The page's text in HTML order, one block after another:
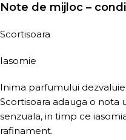
Note de mijloc –
Scortisoara
Iasomie
Inima parfumului
Scortisoara adauga o nota
senzuala, in timp ce
rafinament.